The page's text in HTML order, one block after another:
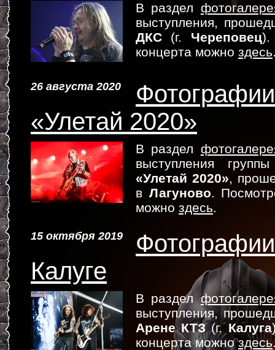
В раздел
выступления,
ДКС (г. Череповец).
концерта можно здесь
26 августа 2020
«Улетай 2020»
В раздел
выступления
«Улетай 2020»,
в Лагуново.
можно здесь.
15 октября 2019
Калуге
В раздел
выступления,
Арене КТЗ(г.Калуга
концерта можноздесь